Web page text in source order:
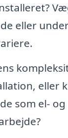
eller
eller
som el- og